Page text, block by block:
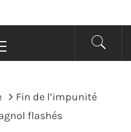
Fin de l’impunité
flashés